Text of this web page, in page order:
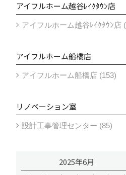
アイフルホーム越谷ﾚｲｸﾀｳﾝ店
アイフルホーム越谷ﾚｲｸﾀｳﾝ店
アイフルホーム船橋店
アイフルホーム船橋店 (153)
リノベーション室
設計工事管理センター (85)
2025年6月